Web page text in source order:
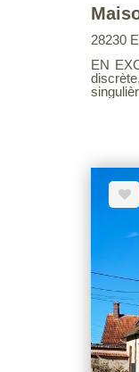
28230
EN
sur un
permettant